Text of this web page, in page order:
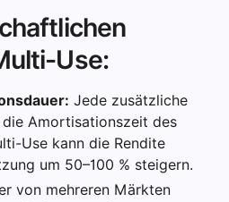
Use:
Jede zusätzliche
Amortisationszeit des
Use kann die Rendite
um 50–100 % steigern.
von mehreren Märkten